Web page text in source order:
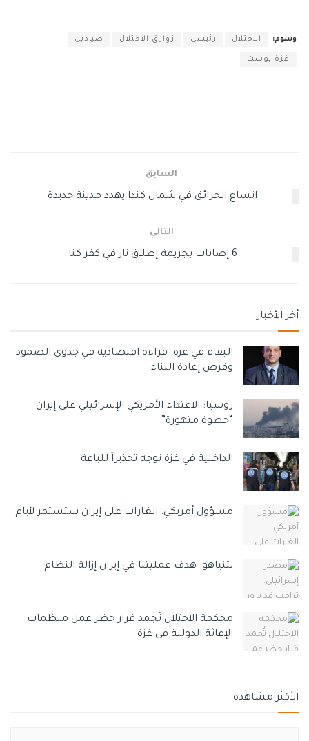
وسوم: الاحتلال رئيسي زوارق الاحتلال صيادين
غزة بوست
السابق
اتساع الحرائق في شمال كندا يهدد مدينة جديدة
التالي
6 إصابات بجريمة إطلاق نار في كفر كنا
أخر الأخبار
البقاء في غزة: قراءة اقتصادية في جدوى الصمود
وفرص إعادة البناء
روسيا: الاعتداء الأمريكي الإسرائيلي على إيران
“خطوة متهورة”
الداخلية في غزة توجه تحذيراً للباعة
مسؤول أمريكي: الغارات على إيران ستستمر لأيام
نتنياهو: هدف عمليتنا في إيران إزالة النظام
محكمة الاحتلال تُجمد قرار حظر عمل منظمات
الإغاثة الدولية في غزة
الأكثر مشاهدة